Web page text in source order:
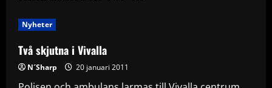
Nyheter
Två skjutna i Vivalla
N´Sharp 20 januari 2011